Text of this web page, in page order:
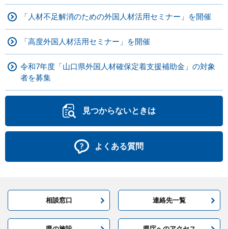
「人材不足解消のための外国人材活用セミナー」を開催
「高度外国人材活用セミナー」を開催
令和7年度「山口県外国人材確保定着支援補助金」の対象
者を募集
見つからないときは
よくある質問
相談窓口 連絡先一覧